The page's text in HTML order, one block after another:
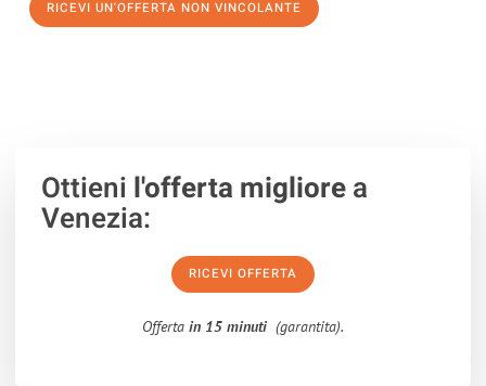
RICEVI UN'OFFERTA NON VINCOLANTE
Ottieni l'offerta migliorea
Venezia:
RICEVI OFFERTA
Offerta in 15 minuti (garantita).